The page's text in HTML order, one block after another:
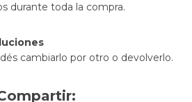
durante toda la compra.
cambiarlo por otro o devolverlo.